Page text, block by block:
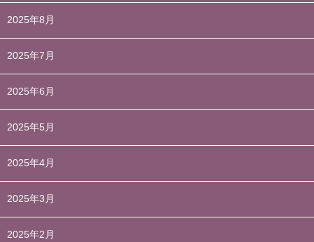
2025年8月
2025年7月
2025年6月
2025年5月
2025年4月
2025年3月
2025年2月